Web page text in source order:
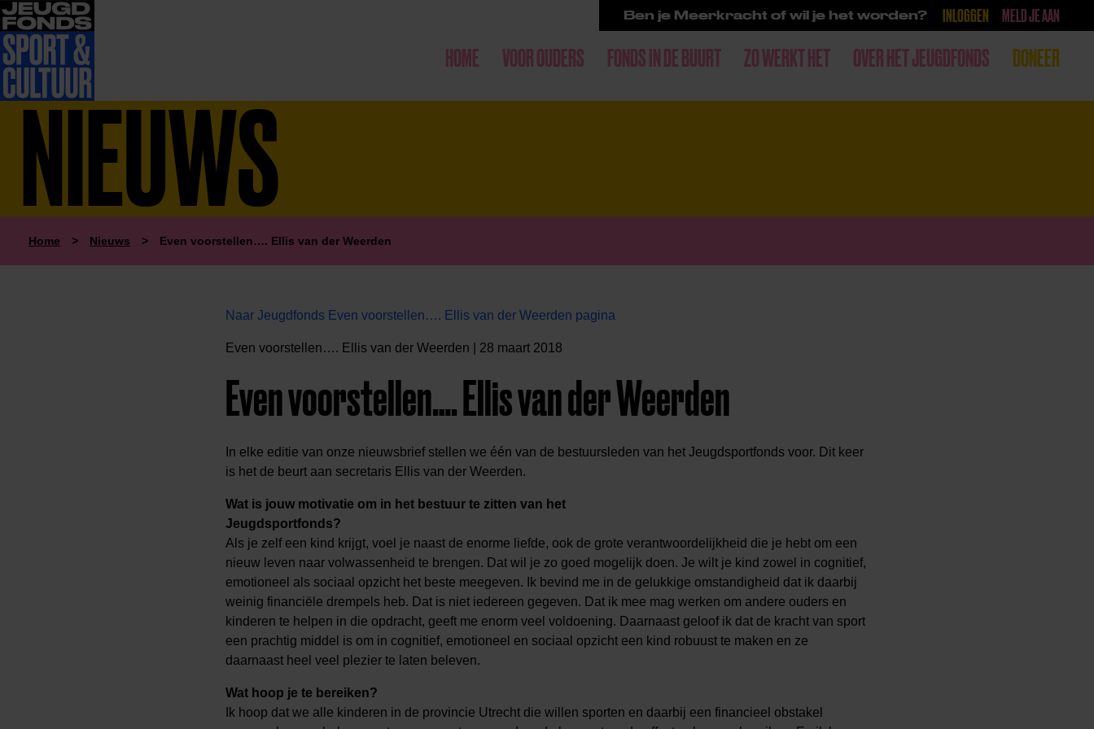
Ben je Meerkracht of wil je het worden? INLOGGEN MELD JE AAN
HOME VOOR OUDERS FONDS IN DE BUURT ZO WERKT HET OVER HET JEUGDFONDS DONEER
NIEUWS
Home > Nieuws > Even voorstellen…. Ellis van der Weerden
Naar Jeugdfonds Even voorstellen…. Ellis van der Weerden pagina
Even voorstellen…. Ellis van der Weerden | 28 maart 2018
Even voorstellen…. Ellis van der Weerden
In elke editie van onze nieuwsbrief stellen we één van de bestuursleden van het Jeugdsportfonds voor. Dit keer
is het de beurt aan secretaris Ellis van der Weerden.
Wat is jouw motivatie om in het bestuur te zitten van het
Jeugdsportfonds?
Als je zelf een kind krijgt, voel je naast de enorme liefde, ook de grote verantwoordelijkheid die je hebt om een
nieuw leven naar volwassenheid te brengen. Dat wil je zo goed mogelijk doen. Je wilt je kind zowel in cognitief,
emotioneel als sociaal opzicht het beste meegeven. Ik bevind me in de gelukkige omstandigheid dat ik daarbij
weinig financiële drempels heb. Dat is niet iedereen gegeven. Dat ik mee mag werken om andere ouders en
kinderen te helpen in die opdracht, geeft me enorm veel voldoening. Daarnaast geloof ik dat de kracht van sport
een prachtig middel is om in cognitief, emotioneel en sociaal opzicht een kind robuust te maken en ze
daarnaast heel veel plezier te laten beleven.
Wat hoop je te bereiken?
Ik hoop dat we alle kinderen in de provincie Utrecht die willen sporten en daarbij een financieel obstakel